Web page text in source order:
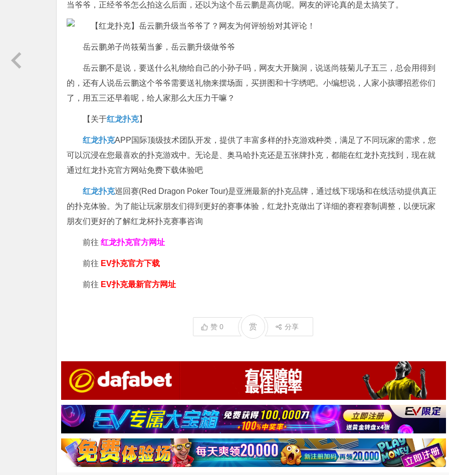
当爷爷，正经爷爷怎么拍这么后面，还以为这个岳云鹏是高仿呢。网友的评论真的是太搞笑了。
岳云鹏弟子尚筱菊当爹，岳云鹏升级做爷爷
岳云鹏不是说，要送什么礼物给自己的小孙子吗，网友大开脑洞，说送尚筱菊儿子五三，总会用得到
的，还有人说岳云鹏这个爷爷需要送礼物来摆场面，买拼图和十字绣吧。小编想说，人家小孩哪招惹你们
了，用五三还早着呢，给人家那么大压力干嘛？
【关于红龙扑克】
红龙扑克APP国际顶级技术团队开发，提供了丰富多样的扑克游戏种类，满足了不同玩家的需求，您
可以沉浸在您最喜欢的扑克游戏中。无论是、奥马哈扑克还是五张牌扑克，都能在红龙扑克找到，现在就
通过红龙扑克官方网站免费下载体验吧
红龙扑克巡回赛​(Red Dragon Poker Tour)是亚洲最新的扑克品牌，通过线下现场和在线活动提供真正
的扑克体验。为了能让玩家朋友们得到更好的赛事体验，红龙扑克做出了详细的赛程赛制调整，以便玩家
朋友们更好的了解红龙杯扑克赛事咨询
前往 红龙扑克官方网址
前往 EV扑克官方下载
前往 EV扑克最新官方网址
赞 0 赏 分享